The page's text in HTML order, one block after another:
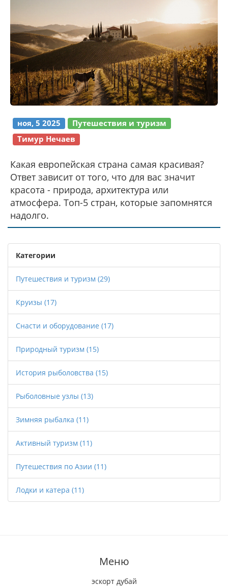
ноя, 5 2025
Путешествия и туризм
Тимур Нечаев
Какая европейская страна самая красивая?
Ответ зависит от того, что для вас значит
красота - природа, архитектура или
атмосфера. Топ-5 стран, которые запомнятся
надолго.
Категории
Путешествия и туризм (29)
Круизы (17)
Снасти и оборудование (17)
Природный туризм (15)
История рыболовства (15)
Рыболовные узлы (13)
Зимняя рыбалка (11)
Активный туризм (11)
Путешествия по Азии (11)
Лодки и катера (11)
Меню
эскорт дубай